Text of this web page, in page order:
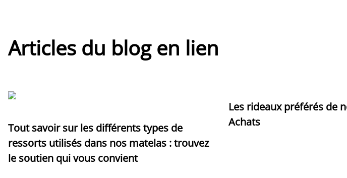
Articles du blog en lien
Tout savoir sur les différents types de
ressorts utilisés dans nos matelas : trouvez
le soutien qui vous convient
Les rideaux préférés de
Achats